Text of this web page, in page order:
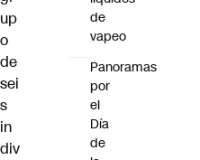
up
o
de
sei
s
in
div
de
vapeo
Panoramas
por
el
Día
de